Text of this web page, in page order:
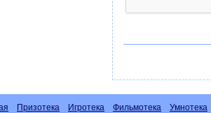
Призотека Игротека Фильмотека Умнотека